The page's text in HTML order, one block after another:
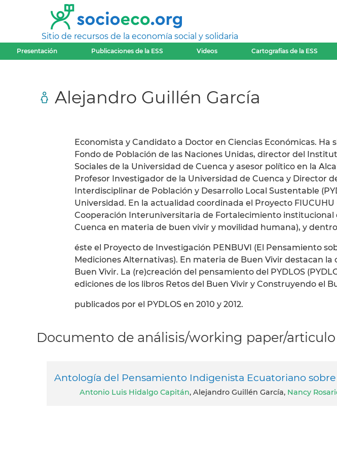
Sitio de recursos de la economía social y solidaria
Presentación Publicaciones de la ESS Videos Cartografías de la ESS
Alejandro Guillén García
Economista y Candidato a Doctor en Ciencias Económicas. Ha
Fondo de Población de las Naciones Unidas, director del
Sociales de la Universidad de Cuenca y asesor político en la
Profesor Investigador de la Universidad de Cuenca y Director
Interdisciplinar de Población y Desarrollo Local Sustentable
Universidad. En la actualidad coordinada el Proyecto FIUCUHU
Cooperación Interuniversitaria de Fortalecimiento institucional
Cuenca en materia de buen vivir y movilidad humana), y
éste el Proyecto de Investigación PENBUVI (El Pensamiento
Mediciones Alternativas). En materia de Buen Vivir destacan la
Buen Vivir. La (re)creación del pensamiento del PYDLOS
ediciones de los libros Retos del Buen Vivir y Construyendo el
publicados por el PYDLOS en 2010 y 2012.
Documento de análisis/working paper/articulo
Antología del Pensamiento Indigenista Ecuatoriano
Antonio Luis Hidalgo Capitán, Alejandro Guillén García, Nancy